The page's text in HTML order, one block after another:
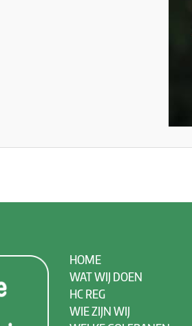
HOME
WAT WIJ DOEN
HC REG
WIE ZIJN WIJ